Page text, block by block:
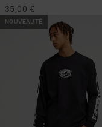
35,00 €
NOUVEAUTÉ